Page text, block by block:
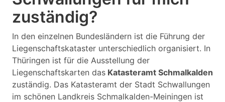
zuständig?
In den einzelnen Bundesländern ist die Führung der
Liegenschaftskataster unterschiedlich organisiert. In
Thüringen ist für die Ausstellung der
Liegenschaftskarten das Katasteramt Schmalkalden
zuständig. Das Katasteramt der Stadt Schwallungen
im schönen Landkreis Schmalkalden-Meiningen ist